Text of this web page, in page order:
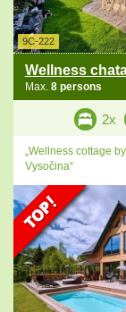
9C-222
Wellness
Max. 8 persons
2x
„Wellness cottage
Vysočina“